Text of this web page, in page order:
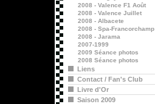
2008 - Valence F1 Août
2008 - Valence Juillet
2008 - Albacete
2008 - Spa-Francorchamp
2008 - Jarama
2007-1999
2009 Séance photos
2008 Séance photos
Liens
Contact / Fan's Club
Livre d'Or
Saison 2009